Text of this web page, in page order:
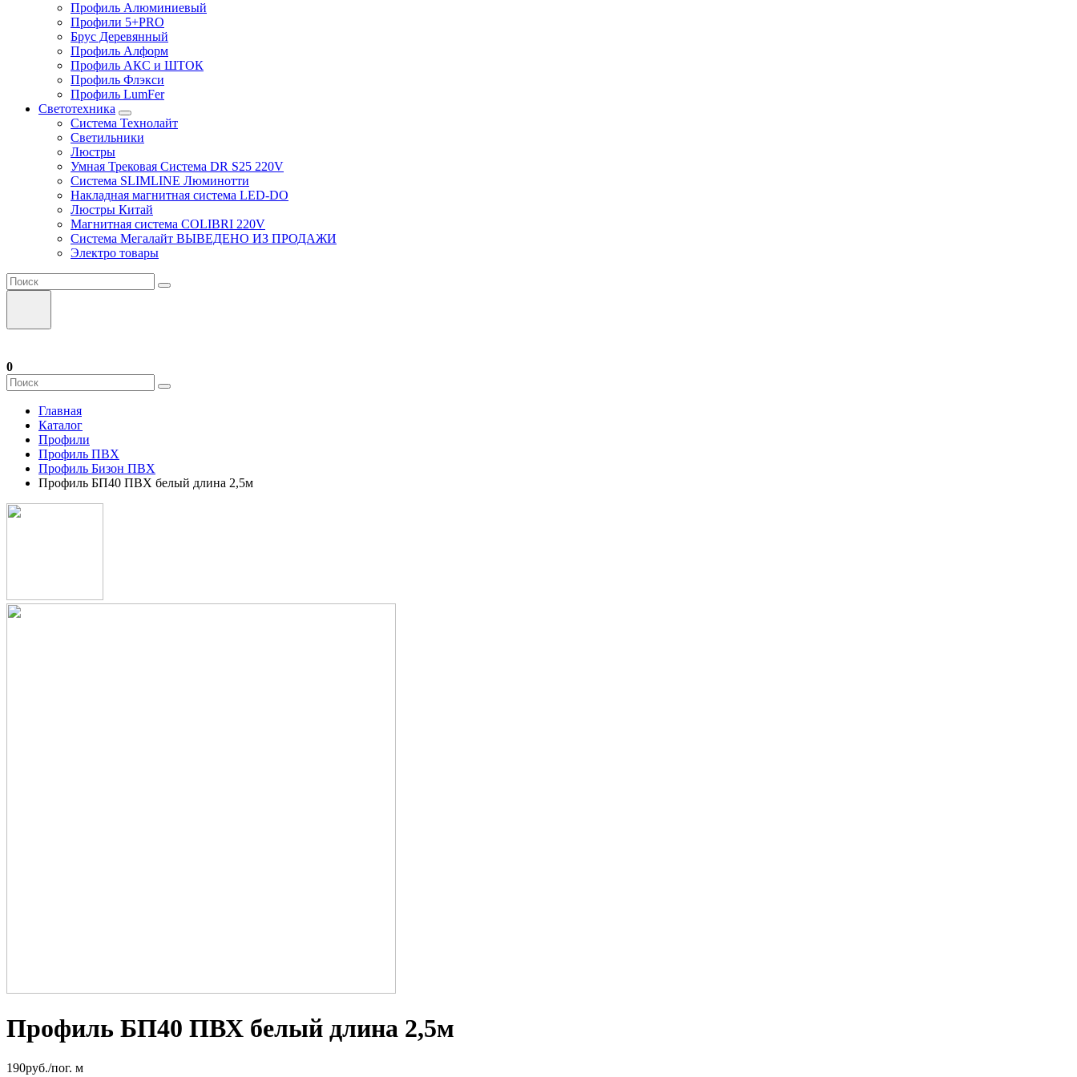
Профиль Алюминиевый
Профили 5+PRO
Брус Деревянный
Профиль Алформ
Профиль АКС и ШТОК
Профиль Флэкси
Профиль LumFer
Светотехника
Система Технолайт
Светильники
Люстры
Умная Трековая Система DR S25 220V
Система SLIMLINE Люминотти
Накладная магнитная система LED-DO
Люстры Китай
Магнитная система COLIBRI 220V
Система Мегалайт ВЫВЕДЕНО ИЗ ПРОДАЖИ
Электро товары
0
Главная
Каталог
Профили
Профиль ПВХ
Профиль Бизон ПВХ
Профиль БП40 ПВХ белый длина 2,5м
Профиль БП40 ПВХ белый длина 2,5м
190руб./пог. м